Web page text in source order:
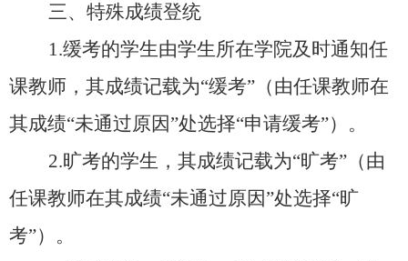
三、特殊成绩登统
1.缓考的学生由学生所在学院及时通知任
课教师，其成绩记载为“缓考” （由任课教师在
其成绩“未通过原因”处选择“申请缓考”）。
2.旷考的学生，其成绩记载为“旷考” （由
任课教师在其成绩“未通过原因”处选择“旷
考”）。